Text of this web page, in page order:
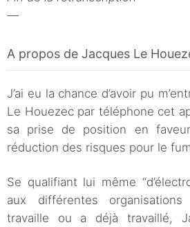
—
A propos de Jacques Le
J’ai eu la chance d’avoir pu
Le Houezec par téléphone cet
sa prise de position en
réduction des risques pour le
Se qualifiant lui même
aux différentes
travaille ou a déjà travaillé,